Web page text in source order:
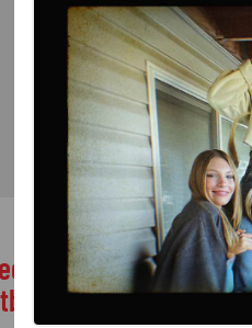
tegen WK-debutant